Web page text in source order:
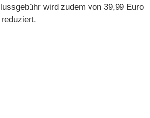
wird zudem von 39,99 Euro